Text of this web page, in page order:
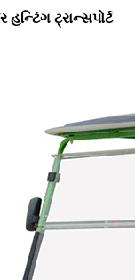
ટ્રાન્સપોર્ટ